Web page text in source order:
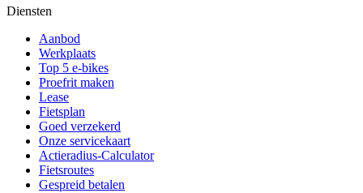
Diensten
Aanbod
Werkplaats
Top 5 e-bikes
Proefrit maken
Lease
Fietsplan
Goed verzekerd
Onze servicekaart
Actieradius-Calculator
Fietsroutes
Gespreid betalen